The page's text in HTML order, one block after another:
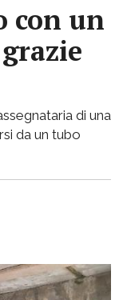
con un
di una
da un tubo